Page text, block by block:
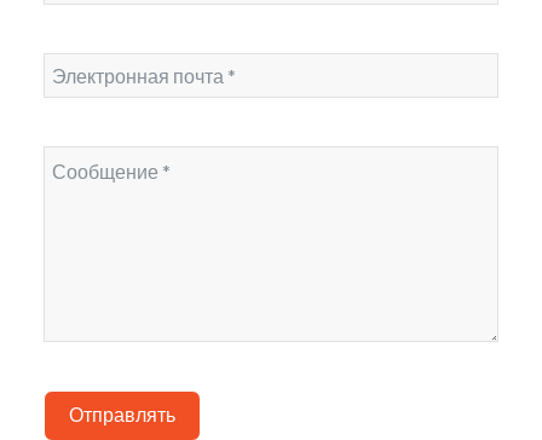
Отправлять